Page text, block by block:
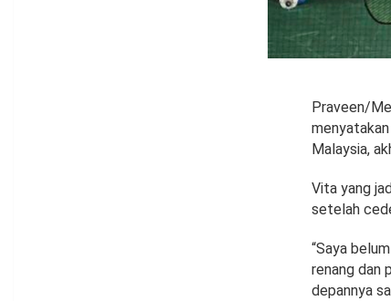
Praveen/
Malaysia,
Vita yang
setelah
“Saya
renang dan
depannya